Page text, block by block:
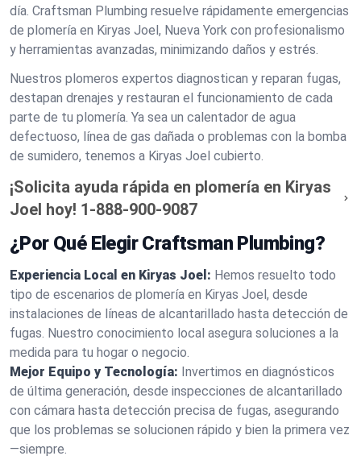
día. Craftsman Plumbing resuelve rápidamente emergencias
de plomería en Kiryas Joel, Nueva York con profesionalismo
y herramientas avanzadas, minimizando daños y estrés.
Nuestros plomeros expertos diagnostican y reparan fugas,
destapan drenajes y restauran el funcionamiento de cada
parte de tu plomería. Ya sea un calentador de agua
defectuoso, línea de gas dañada o problemas con la bomba
de sumidero, tenemos a Kiryas Joel cubierto.
¡Solicita ayuda rápida en plomería en Kiryas
Joel hoy! 1-888-900-9087
¿Por Qué Elegir Craftsman Plumbing?
Experiencia Local en Kiryas Joel: Hemos resuelto todo
tipo de escenarios de plomería en Kiryas Joel, desde
instalaciones de líneas de alcantarillado hasta detección de
fugas. Nuestro conocimiento local asegura soluciones a la
medida para tu hogar o negocio.
Mejor Equipo y Tecnología: Invertimos en diagnósticos
de última generación, desde inspecciones de alcantarillado
con cámara hasta detección precisa de fugas, asegurando
que los problemas se solucionen rápido y bien la primera vez
—siempre.